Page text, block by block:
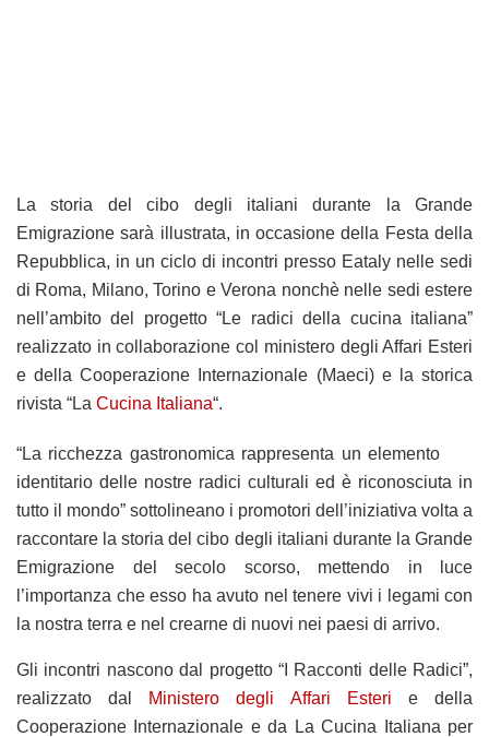
La storia del cibo degli italiani durante la Grande
Emigrazione sarà illustrata, in occasione della Festa della
Repubblica, in un ciclo di incontri presso Eataly nelle sedi
di Roma, Milano, Torino e Verona nonchè nelle sedi estere
nell’ambito del progetto “Le radici della cucina italiana”
realizzato in collaborazione col ministero degli Affari Esteri
e della Cooperazione Internazionale (Maeci) e la storica
rivista “La Cucina Italiana“.
“La ricchezza gastronomica rappresenta un elemento
identitario delle nostre radici culturali ed è riconosciuta in
tutto il mondo” sottolineano i promotori dell’iniziativa volta a
raccontare la storia del cibo degli italiani durante la Grande
Emigrazione del secolo scorso, mettendo in luce
l’importanza che esso ha avuto nel tenere vivi i legami con
la nostra terra e nel crearne di nuovi nei paesi di arrivo.
Gli incontri nascono dal progetto “I Racconti delle Radici”,
realizzato dal
Ministero degli Affari Esteri e della
Cooperazione Internazionale e da La Cucina Italiana per